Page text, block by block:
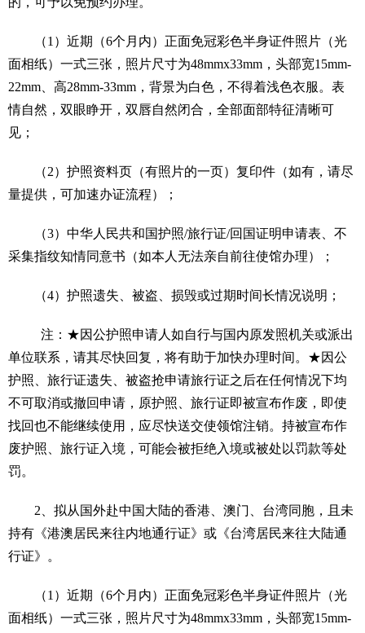
（1）近期（6个月内）正面免冠彩色半身证件照片（光
面相纸）一式三张，照片尺寸为48mmx33mm，头部宽15mm-
22mm、高28mm-33mm，背景为白色，不得着浅色衣服。表
情自然，双眼睁开，双唇自然闭合，全部面部特征清晰可
见；
（2）护照资料页（有照片的一页）复印件（如有，请尽
量提供，可加速办证流程）；
（3）中华人民共和国护照/旅行证/回国证明申请表、不
采集指纹知情同意书（如本人无法亲自前往使馆办理）；
（4）护照遗失、被盗、损毁或过期时间长情况说明；
注：★因公护照申请人如自行与国内原发照机关或派出
单位联系，请其尽快回复，将有助于加快办理时间。★因公
护照、旅行证遗失、被盗抢申请旅行证之后在任何情况下均
不可取消或撤回申请，原护照、旅行证即被宣布作废，即使
找回也不能继续使用，应尽快送交使领馆注销。持被宣布作
废护照、旅行证入境，可能会被拒绝入境或被处以罚款等处
罚。
2、拟从国外赴中国大陆的香港、澳门、台湾同胞，且未
持有《港澳居民来往内地通行证》或《台湾居民来往大陆通
行证》。
（1）近期（6个月内）正面免冠彩色半身证件照片（光
面相纸）一式三张，照片尺寸为48mmx33mm，头部宽15mm-